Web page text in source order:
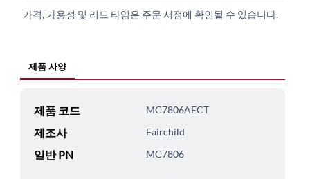
가격, 가용성 및 리드 타임은 주문 시점에 확인될 수 있습니다.
제품 사양
제품 코드 MC7806AECT
제조사 Fairchild
일반 PN MC7806